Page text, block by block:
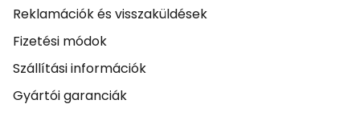
Reklamációk és visszaküldések
Fizetési módok
Szállítási információk
Gyártói garanciák